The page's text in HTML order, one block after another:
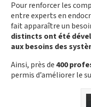
Pour renforcer les
entre experts en
fait apparaître un
distincts ont été
aux besoins des
Ainsi, près de400
permis d’améliorer le